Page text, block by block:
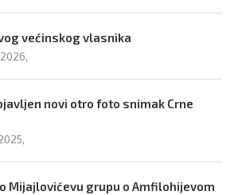
većinskog vlasnika
novi otro foto snimak Crne
Mijajlovićevu grupu o Amfilohijevom